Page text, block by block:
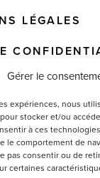
Gérer le
expériences, nous
stocker et/ou
à ces
le comportement de
pas consentir ou de
certaines
LÉGALES
All Rights
graphisterie.lu